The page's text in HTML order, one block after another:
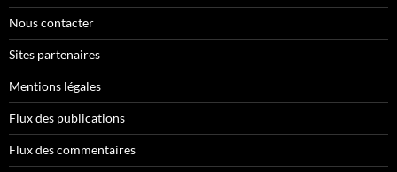
Nous contacter
Sites partenaires
Mentions légales
Flux des publications
Flux des commentaires